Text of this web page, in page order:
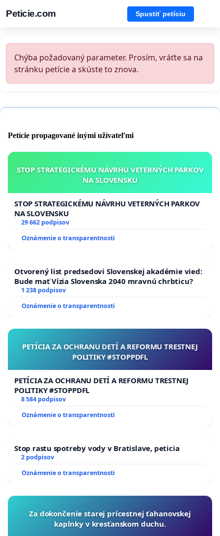
Peticie.com Spustiť petíciu
Chýba požadovaný parameter. Prosím, vráťte sa na
stránku petície a skúste to znova.
Petície propagované inými užívateľmi
STOP STRATEGICKÉMU NÁVRHU VETERNÝCH PARKOV
NA SLOVENSKU
STOP STRATEGICKÉMU NÁVRHU VETERNÝCH PARKOV
NA SLOVENSKU
29 662 podpisov
Oznámenie o transparentnosti
Otvorený list predsedovi Slovenskej akadémie vied:
Bude mať Vízia Slovenska 2040 mravnú chrbticu?
1 238 podpisov
Oznámenie o transparentnosti
PETÍCIA ZA OCHRANU DETÍ A REFORMU TRESTNEJ
POLITIKY #STOPPDFL
PETÍCIA ZA OCHRANU DETÍ A REFORMU TRESTNEJ
POLITIKY #STOPPDFL
8 584 podpisov
Oznámenie o transparentnosti
Stop rastu spotreby vody v Bratislave, peticia
2 podpisov
Oznámenie o transparentnosti
Za dokončenie starej prícestnej ťahanovskej
kaplnky v kresťanskom duchu.